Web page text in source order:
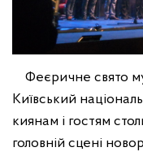
Феєричне свято
Київський
киянам і гостям
головній сцені